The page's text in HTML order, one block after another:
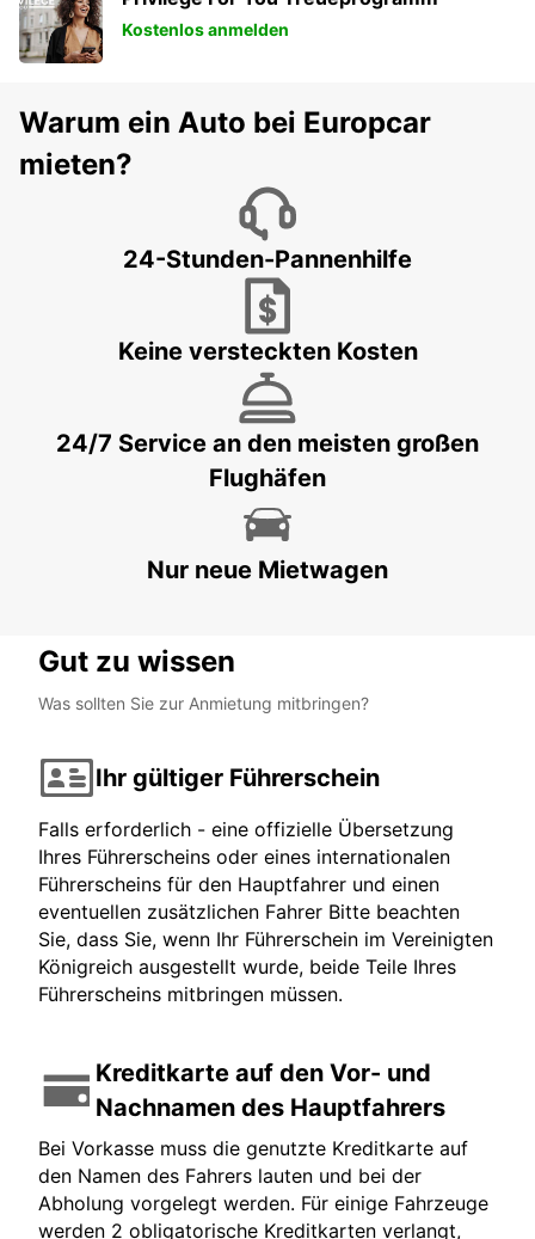
Kostenlos anmelden
Warum ein Auto bei Europcar
mieten?
24-Stunden-Pannenhilfe
Keine versteckten Kosten
24/7 Service an den meisten großen
Flughäfen
Nur neue Mietwagen
Gut zu wissen
Was sollten Sie zur Anmietung mitbringen?
Ihr gültiger Führerschein
Falls erforderlich - eine offizielle Übersetzung
Ihres Führerscheins oder eines internationalen
Führerscheins für den Hauptfahrer und einen
eventuellen zusätzlichen Fahrer Bitte beachten
Sie, dass Sie, wenn Ihr Führerschein im Vereinigten
Königreich ausgestellt wurde, beide Teile Ihres
Führerscheins mitbringen müssen.
Kreditkarte auf den Vor- und
Nachnamen des Hauptfahrers
Bei Vorkasse muss die genutzte Kreditkarte auf
den Namen des Fahrers lauten und bei der
Abholung vorgelegt werden. Für einige Fahrzeuge
werden 2 obligatorische Kreditkarten verlangt,